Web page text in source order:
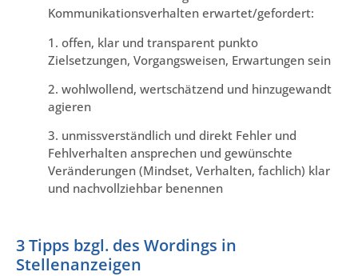
Kommunikationsverhalten erwartet/gefordert:
1. offen, klar und transparent punkto
Zielsetzungen, Vorgangsweisen, Erwartungen sein
2. wohlwollend, wertschätzend und hinzugewandt
agieren
3. unmissverständlich und direkt Fehler und
Fehlverhalten ansprechen und gewünschte
Veränderungen (Mindset, Verhalten, fachlich) klar
und nachvollziehbar benennen
3 Tipps bzgl. des Wordings in
Stellenanzeigen